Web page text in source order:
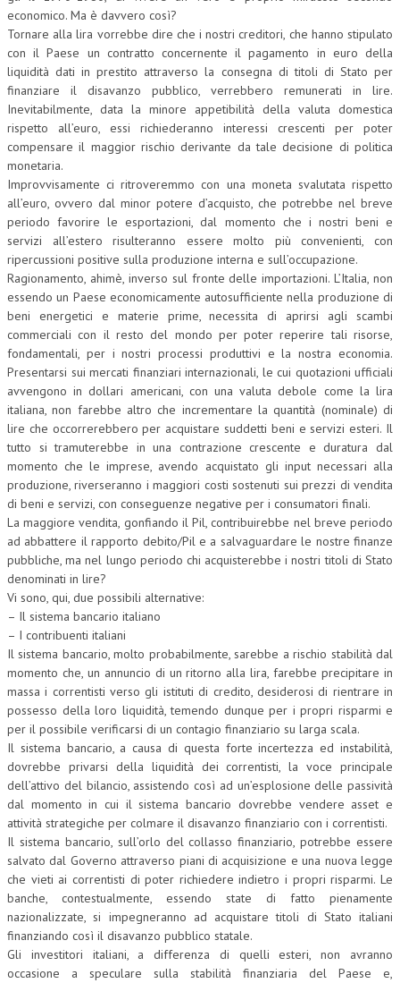
economico. Ma è davvero così?
Tornare alla lira vorrebbe dire che i nostri creditori, che hanno stipulato
con il Paese un contratto concernente il pagamento in euro della
liquidità dati in prestito attraverso la consegna di titoli di Stato per
finanziare il disavanzo pubblico, verrebbero remunerati in lire.
Inevitabilmente, data la minore appetibilità della valuta domestica
rispetto all’euro, essi richiederanno interessi crescenti per poter
compensare il maggior rischio derivante da tale decisione di politica
monetaria.
Improvvisamente ci ritroveremmo con una moneta svalutata rispetto
all’euro, ovvero dal minor potere d’acquisto, che potrebbe nel breve
periodo favorire le esportazioni, dal momento che i nostri beni e
servizi all’estero risulteranno essere molto più convenienti, con
ripercussioni positive sulla produzione interna e sull’occupazione.
Ragionamento, ahimè, inverso sul fronte delle importazioni. L’Italia, non
essendo un Paese economicamente autosufficiente nella produzione di
beni energetici e materie prime, necessita di aprirsi agli scambi
commerciali con il resto del mondo per poter reperire tali risorse,
fondamentali, per i nostri processi produttivi e la nostra economia.
Presentarsi sui mercati finanziari internazionali, le cui quotazioni ufficiali
avvengono in dollari americani, con una valuta debole come la lira
italiana, non farebbe altro che incrementare la quantità (nominale) di
lire che occorrerebbero per acquistare suddetti beni e servizi esteri. Il
tutto si tramuterebbe in una contrazione crescente e duratura dal
momento che le imprese, avendo acquistato gli input necessari alla
produzione, riverseranno i maggiori costi sostenuti sui prezzi di vendita
di beni e servizi, con conseguenze negative per i consumatori finali.
La maggiore vendita, gonfiando il Pil, contribuirebbe nel breve periodo
ad abbattere il rapporto debito/Pil e a salvaguardare le nostre finanze
pubbliche, ma nel lungo periodo chi acquisterebbe i nostri titoli di Stato
denominati in lire?
Vi sono, qui, due possibili alternative:
– Il sistema bancario italiano
– I contribuenti italiani
Il sistema bancario, molto probabilmente, sarebbe a rischio stabilità dal
momento che, un annuncio di un ritorno alla lira, farebbe precipitare in
massa i correntisti verso gli istituti di credito, desiderosi di rientrare in
possesso della loro liquidità, temendo dunque per i propri risparmi e
per il possibile verificarsi di un contagio finanziario su larga scala.
Il sistema bancario, a causa di questa forte incertezza ed instabilità,
dovrebbe privarsi della liquidità dei correntisti, la voce principale
dell’attivo del bilancio, assistendo così ad un’esplosione delle passività
dal momento in cui il sistema bancario dovrebbe vendere asset e
attività strategiche per colmare il disavanzo finanziario con i correntisti.
Il sistema bancario, sull’orlo del collasso finanziario, potrebbe essere
salvato dal Governo attraverso piani di acquisizione e una nuova legge
che vieti ai correntisti di poter richiedere indietro i propri risparmi. Le
banche, contestualmente, essendo state di fatto pienamente
nazionalizzate, si impegneranno ad acquistare titoli di Stato italiani
finanziando così il disavanzo pubblico statale.
Gli investitori italiani, a differenza di quelli esteri, non avranno
occasione a speculare sulla stabilità finanziaria del Paese e,